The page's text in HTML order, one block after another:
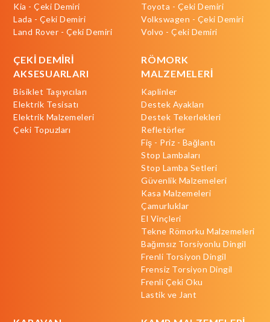
Kia - Çeki Demiri
Lada - Çeki Demiri
Land Rover - Çeki Demiri
Toyota - Çeki Demiri
Volkswagen - Çeki Demiri
Volvo - Çeki Demiri
ÇEKİ DEMİRİ
AKSESUARLARI
Bisiklet Taşıyıcıları
Elektrik Tesisatı
Elektrik Malzemeleri
Çeki Topuzları
RÖMORK
MALZEMELERİ
Kaplinler
Destek Ayakları
Destek Tekerlekleri
Refletörler
Fiş - Priz - Bağlantı
Stop Lambaları
Stop Lamba Setleri
Güvenlik Malzemeleri
Kasa Malzemeleri
Çamurluklar
El Vinçleri
Tekne Römorku Malzemeleri
Bağımsız Torsiyonlu Dingil
Frenli Torsiyon Dingil
Frensiz Torsiyon Dingil
Frenli Çeki Oku
Lastik ve Jant